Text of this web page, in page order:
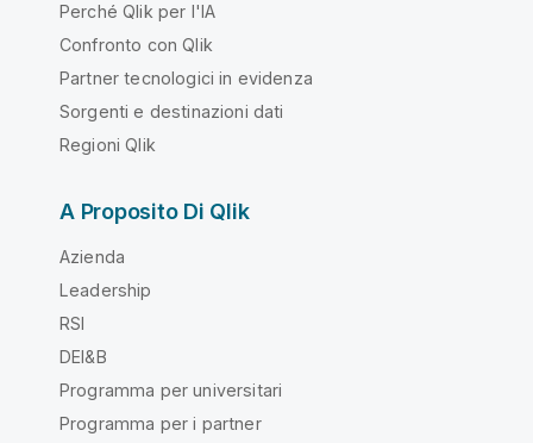
Perché Qlik per l'IA
Confronto con Qlik
Partner tecnologici in evidenza
Sorgenti e destinazioni dati
Regioni Qlik
A Proposito Di Qlik
Azienda
Leadership
RSI
DEI&B
Programma per universitari
Programma per i partner